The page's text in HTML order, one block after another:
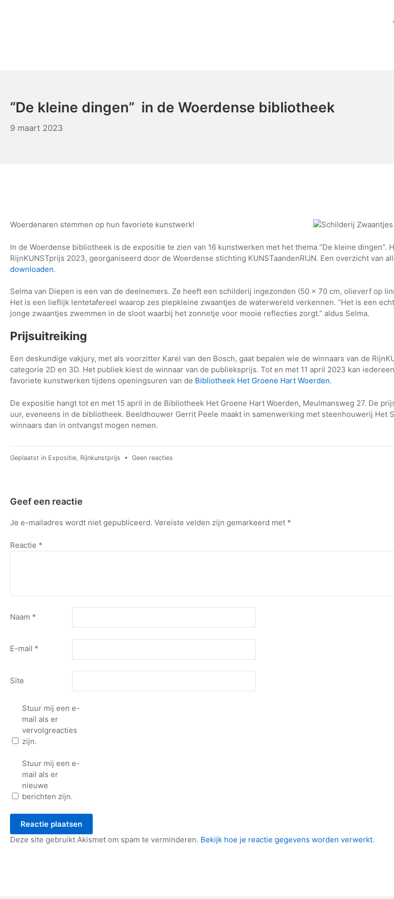
“De kleine dingen” in de Woerdense bibliotheek
9 maart 2023
Woerdenaren stemmen op hun favoriete kunstwerk!
In de Woerdense bibliotheek is de expositie te zien van 16 kunstwerken met het thema “De kleine dingen”.
RijnKUNSTprijs 2023, georganiseerd door de Woerdense stichting KUNSTaandenRIJN. Een overzicht van
downloaden.
Selma van Diepen is een van de deelnemers. Ze heeft een schilderij ingezonden (50 x 70 cm, olieverf op
Het is een lieflijk lentetafereel waarop zes piepkleine zwaantjes de waterwereld verkennen. “Het is een
jonge zwaantjes zwemmen in de sloot waarbij het zonnetje voor mooie reflecties zorgt.” aldus Selma.
Prijsuitreiking
Een deskundige vakjury, met als voorzitter Karel van den Bosch, gaat bepalen wie de winnaars van de
categorie 2D en 3D. Het publiek kiest de winnaar van de publieksprijs. Tot en met 11 april 2023 kan
favoriete kunstwerken tijdens openingsuren van de Bibliotheek Het Groene Hart Woerden.
De expositie hangt tot en met 15 april in de Bibliotheek Het Groene Hart Woerden, Meulmansweg 27. De
uur, eveneens in de bibliotheek. Beeldhouwer Gerrit Peele maakt in samenwerking met steenhouwerij Het
winnaars dan in ontvangst mogen nemen.
Geplaatst in Expositie, Rijnkunstprijs • Geen reacties
Woerdense
Geef een reactie
Je e-mailadres wordt niet gepubliceerd. Vereiste velden zijn gemarkeerd met *
Reactie *
Naam *
E-mail *
Site
Stuur mij een e-
mail als er
vervolgreacties
zijn.
Stuur mij een e-
mail als er
nieuwe
berichten zijn.
Deze site gebruikt Akismet om spam te verminderen. Bekijk hoe je reactie gegevens worden verwerkt.